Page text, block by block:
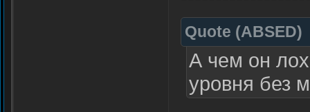
Quote (ABSED)
А чем он
уровня без